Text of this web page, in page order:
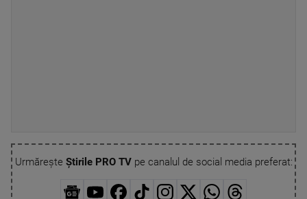
Urmărește Știrile PRO TVpe canalul de social media preferat: